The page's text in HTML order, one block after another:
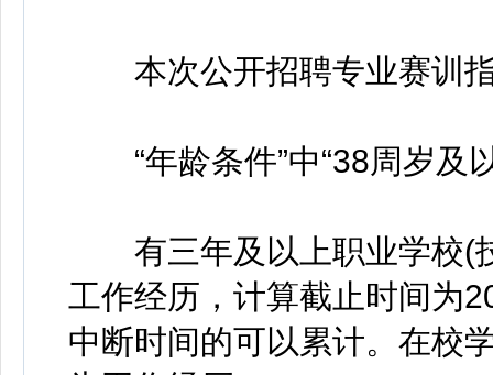
本次公开招聘专业赛训指
“年龄条件”中“38周岁及
有三年及以上职业学校(
工作经历，计算截止时间为
中断时间的可以累计。在校